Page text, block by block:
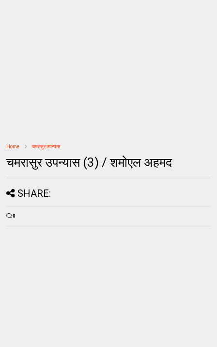
Home चमरासुर उपन्यास
चमरासुर उपन्यास (3) / शमोएल अहमद
SHARE:
0